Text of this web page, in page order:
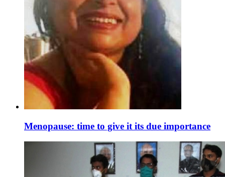
Menopause: time to give it its due importance